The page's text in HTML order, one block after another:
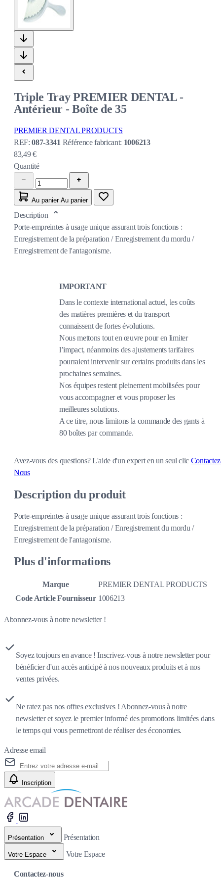
Triple Tray PREMIER DENTAL -
Antérieur - Boîte de 35
PREMIER DENTAL PRODUCTS
REF:087-3341 Référence fabricant: 1006213
83,49 €
Quantité
Au panier Au panier
Description
Porte-empreintes à usage unique assurant trois fonctions :
Enregistrement de la préparation / Enregistrement du mordu /
Enregistrement de l'antagonisme.
IMPORTANT
Dans le contexte international actuel, les coûts
des matières premières et du transport
connaissent de fortes évolutions.
Nous mettons tout en œuvre pour en limiter
l’impact, néanmoins des ajustements tarifaires
pourraient intervenir sur certains produits dans les
prochaines semaines.
Nos équipes restent pleinement mobilisées pour
vous accompagner et vous proposer les
meilleures solutions.
A ce titre, nous limitons la commande des gants à
80 boîtes par commande.
Avez-vous des questions?L'aide d'un expert en un seul clic
Nous
Description du produit
Porte-empreintes à usage unique assurant trois fonctions :
Enregistrement de la préparation / Enregistrement du mordu /
Enregistrement de l'antagonisme.
Plus d'informations
Marque
PREMIER DENTAL PRODUCTS
Code Article Fournisseur 1006213
Abonnez-vous à notre newsletter !
Soyez toujours en avance ! Inscrivez-vous à notre newsletter pour
bénéficier d'un accès anticipé à nos nouveaux produits et à nos
ventes privées.
Ne ratez pas nos offres exclusives ! Abonnez-vous à notre
newsletter et soyez le premier informé des promotions limitées dans
le temps qui vous permettront de réaliser des économies.
Adresse email
Inscription
Présentation Présentation
Votre Espace Votre Espace
Contactez-nous